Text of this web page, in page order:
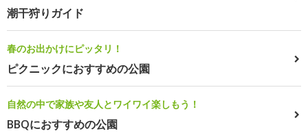
潮干狩りガイド
春のお出かけにピッタリ！
ピクニックにおすすめの公園
自然の中で家族や友人とワイワイ楽しもう！
BBQにおすすめの公園